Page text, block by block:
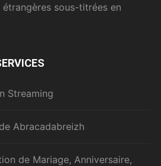
étrangères sous-titrées en
Streaming
Abracadabreizh
de Mariage, Anniversaire,